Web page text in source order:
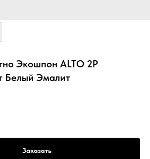
Экошпон ALTO 2P
Белый Эмалит
Заказать